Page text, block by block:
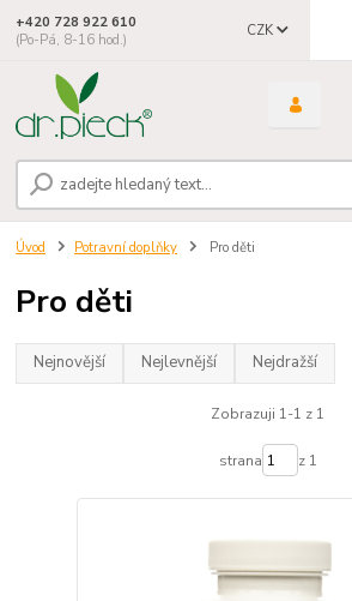
CZK
+420 728 922 610
(Po-Pá, 8-16 hod.)
Úvod Potravní doplňky Pro děti
Pro děti
Nejnovější Nejlevnější Nejdražší
Zobrazuji 1-1 z 1
strana z 1